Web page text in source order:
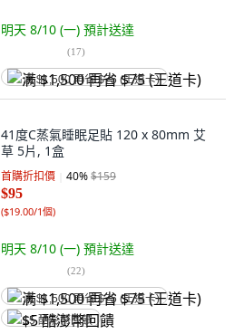
明天 8/10 (一) 預計送達
(17)
满 $1,500 再省 $75 (王道卡)
41度C蒸氣睡眠足貼 120 x 80mm 艾
草 5片, 1盒
首購折扣價 40%$159
$95
($19.00/1個)
明天 8/10 (一) 預計送達
(22)
满 $1,500 再省 $75 (王道卡)
$5 酷澎幣回饋